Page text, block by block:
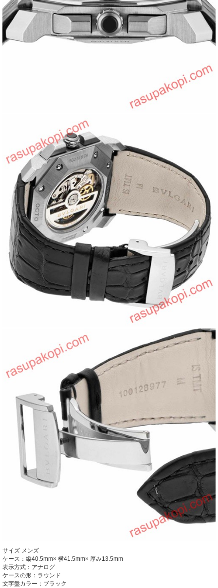
サイズ メンズ
ケース：縦40.5mm× 横41.5mm× 厚み13.5mm
表示方式：アナログ
ケースの形：ラウンド
文字盤カラー：ブラック